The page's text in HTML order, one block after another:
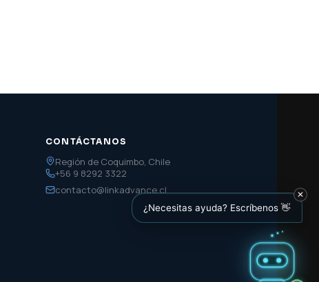
CONTÁCTANOS
Región de Coquimbo, Chile
+56 9 8292 3322
contacto@linkadvance.cl
✕
¿Necesitas ayuda? Escríbenos 👋